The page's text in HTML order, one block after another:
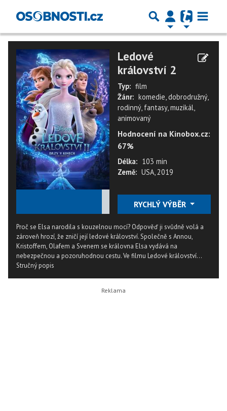
Ledové
království 2
Typ: film
Žánr: komedie, dobrodružný,
rodinný, fantasy, muzikál,
animovaný
Hodnocení na Kinobox.cz:
67%
Délka: 103 min
Země: USA, 2019
RYCHLÝ VÝBĚR
Proč se Elsa narodila s kouzelnou mocí? Odpověď ji svůdně volá a
zároveň hrozí, že zničí její ledové království. Společně s Annou,
Kristoffem, Olafem a Svenem se královna Elsa vydává na
nebezpečnou a pozoruhodnou cestu. Ve filmu Ledové království...
Stručný popis